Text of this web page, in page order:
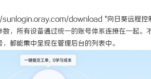
sunlogin.oray.com/download "向日葵远程控
，所有设备通过统一的账号体系连接在一起
都能集中呈现在管理后台的列表中。